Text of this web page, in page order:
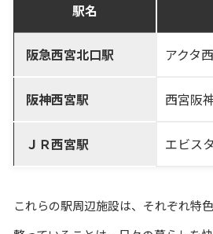
駅名
阪急西宮北口駅 アクタ
阪神西宮駅 西宮阪
ＪＲ西宮駅 エビス
これらの駅周辺施設は、それぞれ特